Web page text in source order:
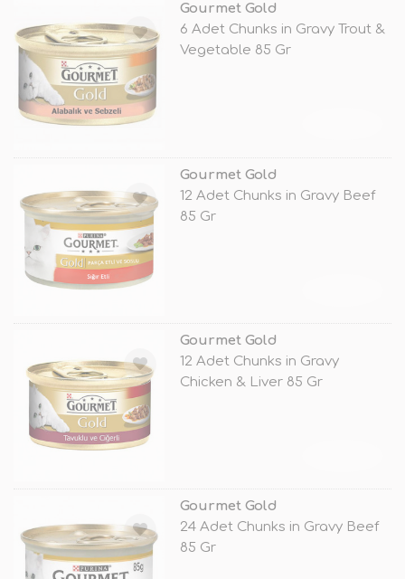
Gourmet Gold
6 Adet Chunks in Gravy Trout &
Vegetable 85 Gr
Gourmet Gold
12 Adet Chunks in Gravy Beef
85 Gr
Gourmet Gold
12 Adet Chunks in Gravy
Chicken & Liver 85 Gr
Gourmet Gold
24 Adet Chunks in Gravy Beef
85 Gr